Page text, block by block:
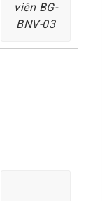
viên BG-
BNV-03